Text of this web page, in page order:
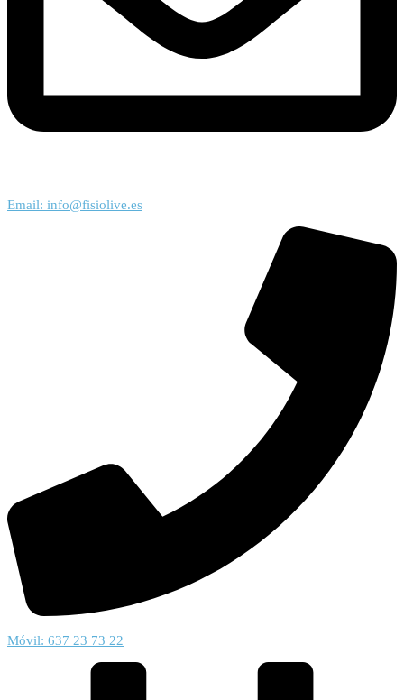
Email: info@fisiolive.es
Móvil: 637 23 73 22